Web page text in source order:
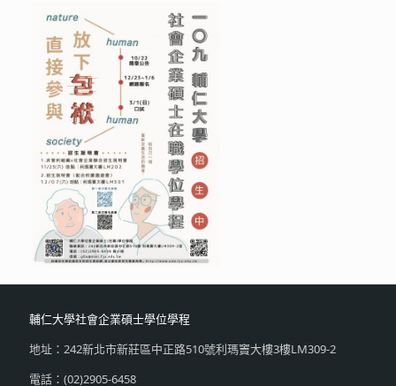
輔仁大學社會企業碩士學位學程
地址：242新北市新莊區中正路510號利瑪竇大樓3樓LM309-2
電話：(02)2905-6458